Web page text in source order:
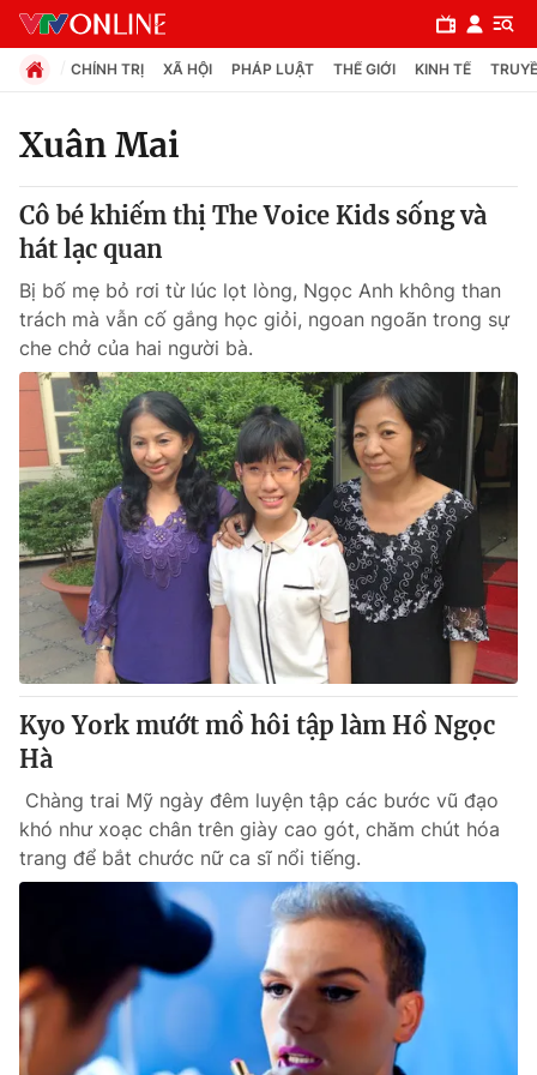
Chuyên mục
Chính trị
Xã hội
Pháp luật
Y tế
Thế giới
Tin tức
Thế giới đó đây
Câu chuyện quốc tế
Kinh tế
Tài chính
Thị trường
Góc doanh nghiệp
Dữ liệu và đời sống
Truyền hình
Hậu trường
Nhân vật
Giải sao mai
Giải trí
Điện ảnh
Đời sống
Làm đẹp
Chất lượng cuộc sống
Tuyển sinh
Học trực tuyến
Công nghệ
Hitech Công nghệ tương lai
CHÍNH TRỊ XÃ HỘI PHÁP LUẬT THẾ GIỚI KINH TẾ
Xuân Mai
Cô bé khiếm thị The Voice Kids sống và
hát lạc quan
Bị bố mẹ bỏ rơi từ lúc lọt lòng, Ngọc Anh không than
trách mà vẫn cố gắng học giỏi, ngoan ngoãn trong sự
che chở của hai người bà.
Kyo York mướt mồ hôi tập làm Hồ Ngọc
Hà
Chàng trai Mỹ ngày đêm luyện tập các bước vũ đạo
khó như xoạc chân trên giày cao gót, chăm chút hóa
trang để bắt chước nữ ca sĩ nổi tiếng.